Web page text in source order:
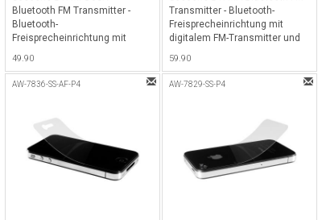
Bluetooth FM Transmitter -
Bluetooth-
Freisprecheinrichtung mit
18W USB-C und 12W USB-A
Ladeport - Silber
49.90
Transmitter - Bluetooth-
Freisprecheinrichtung mit
digitalem FM-Transmitter und
Schwarz
59.90
AW-7836-SS-AF-P4 AW-7829-SS-P4